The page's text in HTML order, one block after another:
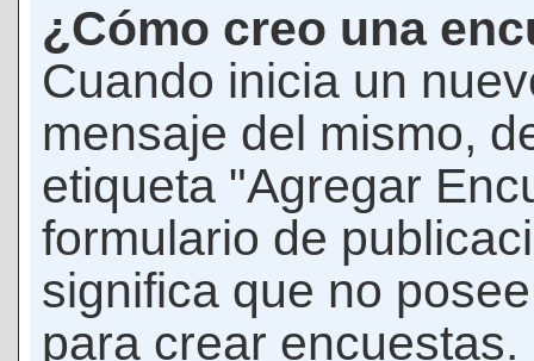
¿Cómo creo una
Cuando inicia un
mensaje del mismo,
etiqueta "Agregar
formulario de
significa que no
para crear